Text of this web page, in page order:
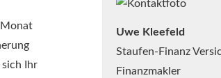
Uwe Kleefeld
Staufen-Finanz
Finanzmakler
Monat
sich Ihr